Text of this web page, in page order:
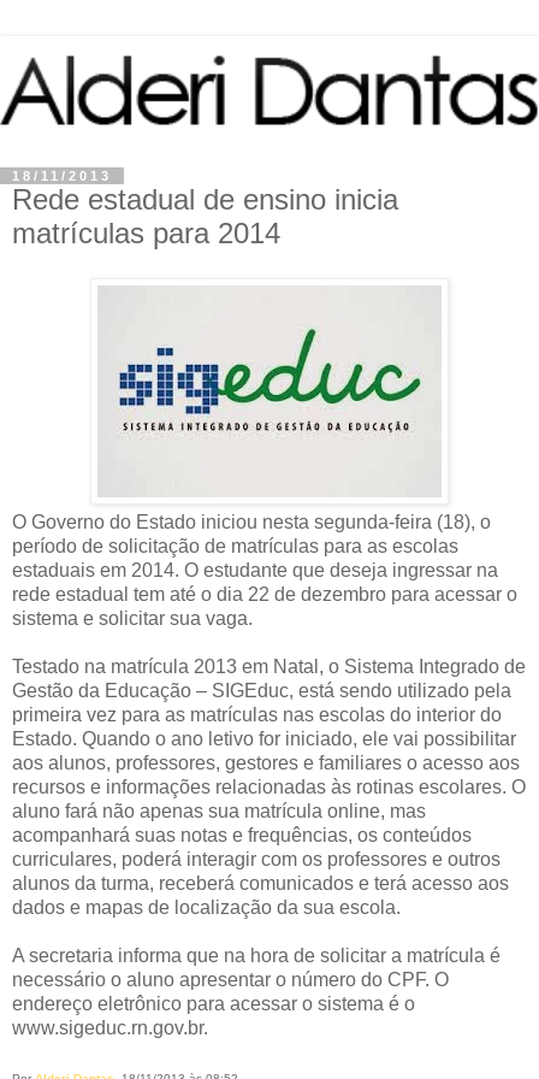
18/11/2013
Rede estadual de ensino inicia
matrículas para 2014
O Governo do Estado iniciou nesta segunda-feira (18), o
período de solicitação de matrículas para as escolas
estaduais em 2014. O estudante que deseja ingressar na
rede estadual tem até o dia 22 de dezembro para acessar o
sistema e solicitar sua vaga.
Testado na matrícula 2013 em Natal, o Sistema Integrado de
Gestão da Educação – SIGEduc, está sendo utilizado pela
primeira vez para as matrículas nas escolas do interior do
Estado. Quando o ano letivo for iniciado, ele vai possibilitar
aos alunos, professores, gestores e familiares o acesso aos
recursos e informações relacionadas às rotinas escolares. O
aluno fará não apenas sua matrícula online, mas
acompanhará suas notas e frequências, os conteúdos
curriculares, poderá interagir com os professores e outros
alunos da turma, receberá comunicados e terá acesso aos
dados e mapas de localização da sua escola.
A secretaria informa que na hora de solicitar a matrícula é
necessário o aluno apresentar o número do CPF. O
endereço eletrônico para acessar o sistema é o
www.sigeduc.rn.gov.br.